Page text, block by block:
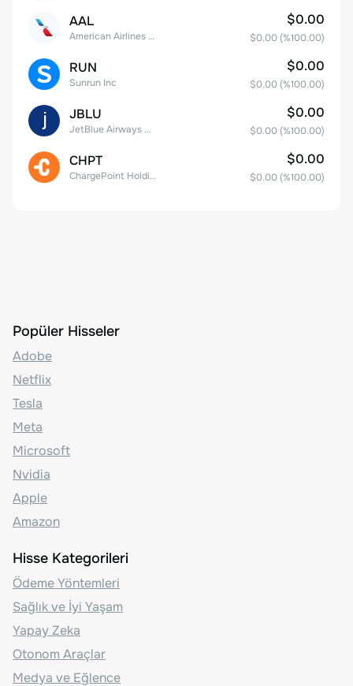
AAL
American Airlines Group Inc.
$0.00
$0.00 (%100.00)
RUN
Sunrun Inc
$0.00
$0.00 (%100.00)
JBLU
JetBlue Airways Corp
$0.00
$0.00 (%100.00)
CHPT
ChargePoint Holdings, Inc.
$0.00
$0.00 (%100.00)
Popüler Hisseler
Adobe
Netflix
Tesla
Meta
Microsoft
Nvidia
Apple
Amazon
Hisse Kategorileri
Ödeme Yöntemleri
Sağlık ve İyi Yaşam
Yapay Zeka
Otonom Araçlar
Medya ve Eğlence